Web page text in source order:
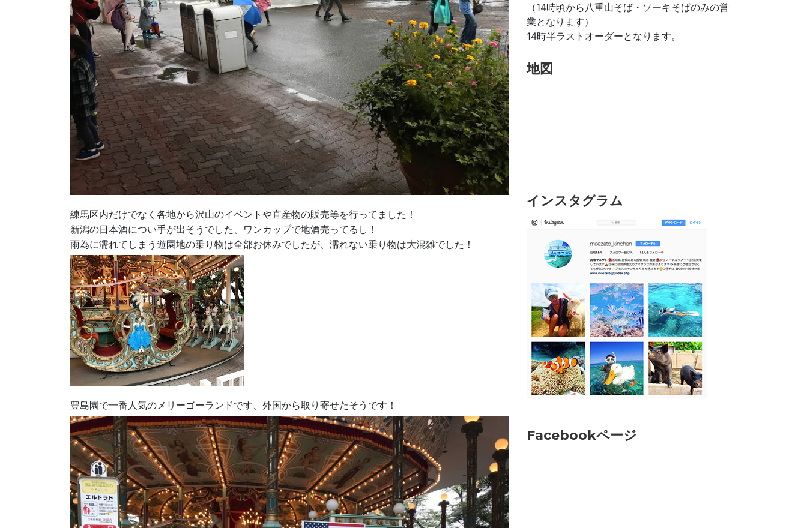
練馬区内だけでなく各地から沢山のイベントや直産物の販売等を行ってました！
新潟の日本酒につい手が出そうでした、ワンカップで地酒売ってるし！
雨為に濡れてしまう遊園地の乗り物は全部お休みでしたが、濡れない乗り物は大混雑でした！
豊島園で一番人気のメリーゴーランドです、外国から取り寄せたそうです！
（14時頃から八重山そば・ソーキそばのみの営
業となります）
14時半ラストオーダーとなります。
地図
インスタグラム
Facebookページ